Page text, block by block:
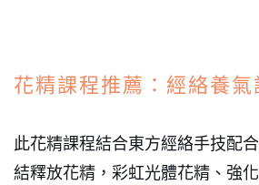
花精課程推薦：經絡養氣
此花精課程結合東方經絡手技配
結釋放花精，彩虹光體花精、強